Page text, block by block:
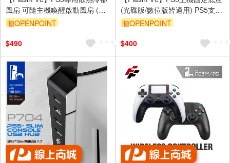
風扇 可隨主機喚醒啟動風扇 (不
支援Slim及PRO主機)
贈OPENPOINT
$490
(光碟版/數位版皆適用) PS5支架
（不支援Slim及PRO主機）
贈OPENPOINT
$400